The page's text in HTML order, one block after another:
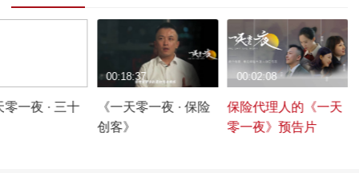
零一夜 · 三十
《一天零一夜 · 保险
创客》
00:18:37
保险代理人的《一天
零一夜》预告片
00:02:08